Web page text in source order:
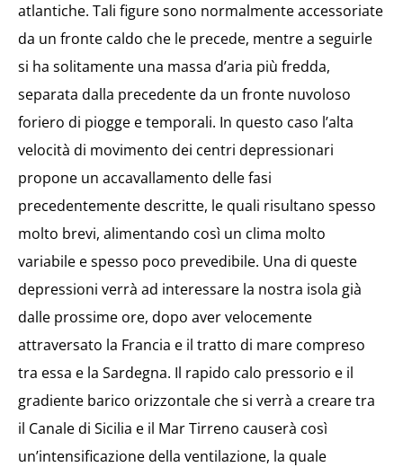
atlantiche. Tali figure sono normalmente accessoriate
da un fronte caldo che le precede, mentre a seguirle
si ha solitamente una massa d’aria più fredda,
separata dalla precedente da un fronte nuvoloso
foriero di piogge e temporali. In questo caso l’alta
velocità di movimento dei centri depressionari
propone un accavallamento delle fasi
precedentemente descritte, le quali risultano spesso
molto brevi, alimentando così un clima molto
variabile e spesso poco prevedibile. Una di queste
depressioni verrà ad interessare la nostra isola già
dalle prossime ore, dopo aver velocemente
attraversato la Francia e il tratto di mare compreso
tra essa e la Sardegna. Il rapido calo pressorio e il
gradiente barico orizzontale che si verrà a creare tra
il Canale di Sicilia e il Mar Tirreno causerà così
un’intensificazione della ventilazione, la quale